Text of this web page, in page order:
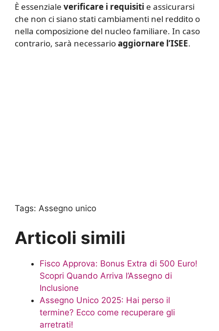
È essenziale verificare i requisiti e assicurarsi
che non ci siano stati cambiamenti nel reddito o
nella composizione del nucleo familiare. In caso
contrario, sarà necessarioaggiornare l’ISEE.
Tags: Assegno unico
Articoli simili
Fisco Approva: Bonus Extra di 500 Euro!
Scopri Quando Arriva l’Assegno di
Inclusione
Assegno Unico 2025: Hai perso il
termine? Ecco come recuperare gli
arretrati!